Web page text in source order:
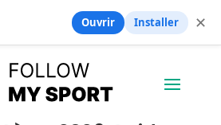
Ouvrir Installer ✕